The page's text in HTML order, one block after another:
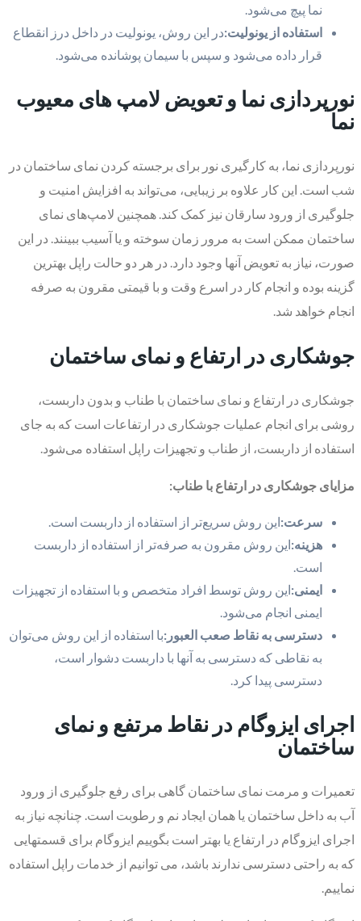
نما پیچ می‌شود.
استفاده از یونولیت:در این روش، یونولیت در داخل درز انقطاع
قرار داده می‌شود و سپس با سیمان پوشانده می‌شود.
نورپردازی نما و تعویض لامپ های معیوب
نما
نورپردازی نما، به کارگیری نور برای برجسته کردن نمای ساختمان در
شب است. این کار علاوه بر زیبایی، می‌تواند به افزایش امنیت و
جلوگیری از ورود سارقان نیز کمک کند. همچنین لامپ‌های نمای
ساختمان ممکن است به مرور زمان سوخته و یا آسیب ببینند. در این
صورت، نیاز به تعویض آنها وجود دارد. در هر دو حالت راپل بهترین
گزینه بوده و انجام کار در اسرع وقت و با قیمتی مقرون به صرفه
انجام خواهد شد.
جوشکاری در ارتفاع و نمای ساختمان
جوشکاری در ارتفاع و نمای ساختمان با طناب و بدون داربست،
روشی برای انجام عملیات جوشکاری در ارتفاعات است که به جای
استفاده از داربست، از طناب و تجهیزات راپل استفاده می‌شود.
مزایای جوشکاری در ارتفاع با طناب:
سرعت:این روش سریع‌تر از استفاده از داربست است.
هزینه:این روش مقرون به صرفه‌تر از استفاده از داربست
است.
ایمنی:این روش توسط افراد متخصص و با استفاده از تجهیزات
ایمنی انجام می‌شود.
دسترسی به نقاط صعب العبور:با استفاده از این روش می‌توان
به نقاطی که دسترسی به آنها با داربست دشوار است،
دسترسی پیدا کرد.
اجرای ایزوگام در نقاط مرتفع و نمای
ساختمان
تعمیرات و مرمت نمای ساختمان گاهی برای رفع جلوگیری از ورود
آب به داخل ساختمان یا همان ایجاد نم و رطوبت است. چنانچه نیاز به
اجرای ایزوگام در ارتفاع یا بهتر است بگوییم ایزوگام برای قسمتهایی
که به راحتی دسترسی ندارند باشد، می توانیم از خدمات راپل استفاده
نماییم.